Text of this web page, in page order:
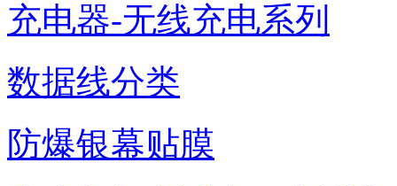
充电器-无线充电系列
数据线分类
防爆银幕贴膜